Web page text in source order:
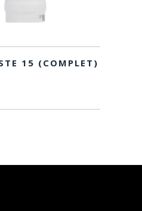
15 (COMPLET)